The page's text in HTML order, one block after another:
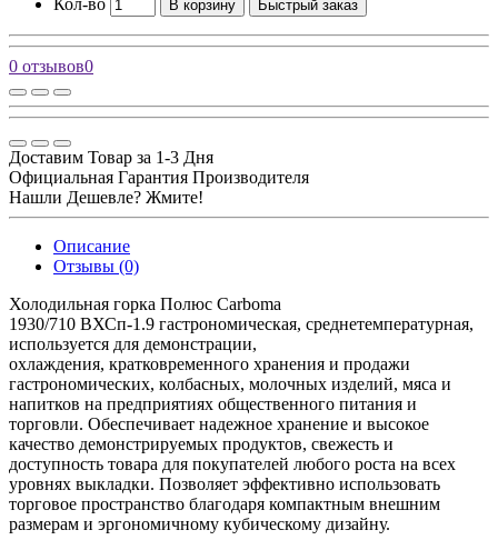
В корзину Быстрый заказ
0 отзывов0
Доставим Товар за 1-3 Дня
Официальная Гарантия Производителя
Нашли Дешевле? Жмите!
Описание
Отзывы (0)
Холодильная горка Полюс Carboma
1930/710 ВХСп-1.9 гастрономическая, среднетемпературная,
используется для демонстрации,
охлаждения, кратковременного хранения и продажи
гастрономических, колбасных, молочных изделий, мяса и
напитков на предприятиях общественного питания и
торговли. Обеспечивает надежное хранение и высокое
качество демонстрируемых продуктов, свежесть и
доступность товара для покупателей любого роста на всех
уровнях выкладки. Позволяет эффективно использовать
торговое пространство благодаря компактным внешним
размерам и эргономичному кубическому дизайну.